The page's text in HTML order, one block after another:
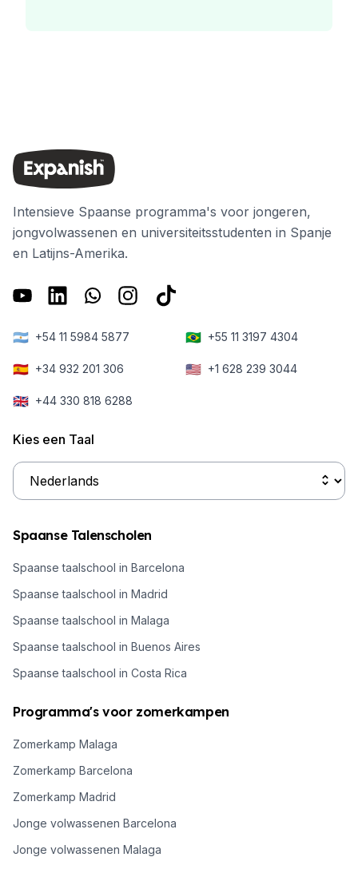
Intensieve Spaanse programma's voor jongeren,
jongvolwassenen en universiteitsstudenten in Spanje
en Latijns-Amerika.
🇦🇷 +54 11 5984 5877 🇧🇷 +55 11 3197 4304
🇪🇸 +34 932 201 306 🇺🇸 +1 628 239 3044
🇬🇧 +44 330 818 6288
Kies een Taal
Spaanse Talenscholen
Spaanse taalschool in Barcelona
Spaanse taalschool in Madrid
Spaanse taalschool in Malaga
Spaanse taalschool in Buenos Aires
Spaanse taalschool in Costa Rica
Programma's voor zomerkampen
Zomerkamp Malaga
Zomerkamp Barcelona
Zomerkamp Madrid
Jonge volwassenen Barcelona
Jonge volwassenen Malaga